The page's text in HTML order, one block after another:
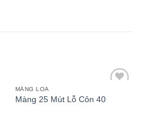
wishlist
MÀNG LOA
Màng 25 Mút Lỗ Côn 40